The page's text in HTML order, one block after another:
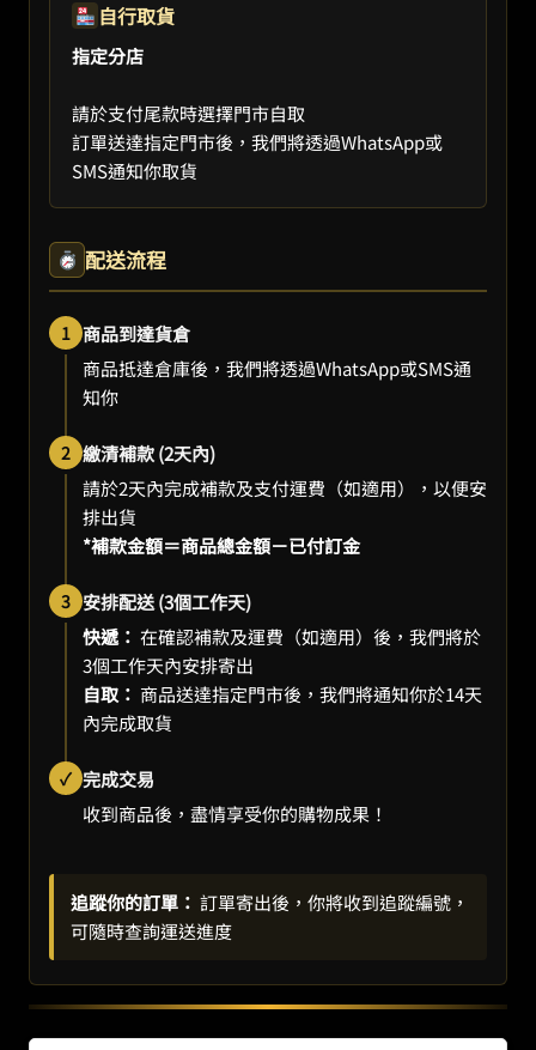
自行取貨
指定分店
請於支付尾款時選擇門市自取
訂單送達指定門市後，我們將透過WhatsApp或
SMS通知你取貨
配送流程
1 商品到達貨倉
商品抵達倉庫後，我們將透過WhatsApp或SMS通
知你
2 繳清補款 (2天內)
請於2天內完成補款及支付運費（如適用），以便安
排出貨
*補款金額＝商品總金額－已付訂金
3 安排配送 (3個工作天)
快遞： 在確認補款及運費（如適用）後，我們將於
3個工作天內安排寄出
自取： 商品送達指定門市後，我們將通知你於14天
內完成取貨
✓ 完成交易
收到商品後，盡情享受你的購物成果！
追蹤你的訂單： 訂單寄出後，你將收到追蹤編號，
可隨時查詢運送進度